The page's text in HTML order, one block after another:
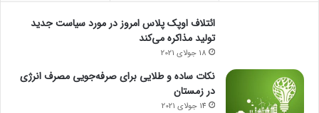
ائتلاف اوپک پلاس امروز در مورد سیاست جدید
تولید مذاکره می‌کند
18 جولای 2021
نکات ساده و طلایی برای صرفه‌جویی مصرف انرژی
در زمستان
14 جولای 2021